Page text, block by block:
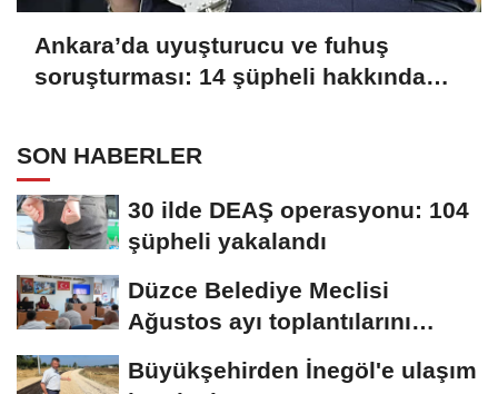
Ankara’da uyuşturucu ve fuhuş
soruşturması: 14 şüpheli hakkında
SON HABERLER
30 ilde DEAŞ operasyonu: 104
şüpheli yakalandı
Düzce Belediye Meclisi
Ağustos ayı toplantılarını
Büyükşehirden İnegöl'e ulaşım